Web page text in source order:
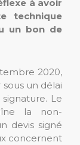
à avoir
technique
un bon de
2020,
un délai
Le
la non-
devis signé
concernent